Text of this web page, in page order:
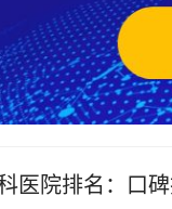
医院排名：口碑